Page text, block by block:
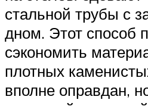
стальной трубы с
дном. Этот способ
сэкономить
плотных
вполне оправдан,